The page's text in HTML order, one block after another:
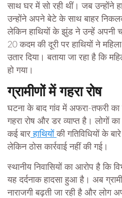
साथ घर में सो रही थीं। जब उन्होंने
उन्होंने अपने बेटे के साथ बाहर
लेकिन हाथियों के झुंड ने उन्हें अपनी
20 कदम की दूरी पर हाथियों ने
उतार दिया। बताया जा रहा है कि
हो गया।
ग्रामीणों में गहरा रोष
घटना के बाद गांव में अफरा-तफरी का
गहरा रोष और डर व्याप्त है। लोगों
कई बार हाथियोंकी गतिविधियों के
लेकिन ठोस कार्रवाई नहीं की गई।
स्थानीय निवासियों का आरोप है कि
यह दर्दनाक हादसा हुआ है। अब
नाराजगी बढ़ती जा रही है और लोग